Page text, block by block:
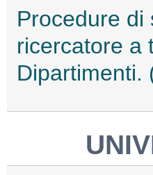
Procedure di
ricercatore a
Dipartimenti.